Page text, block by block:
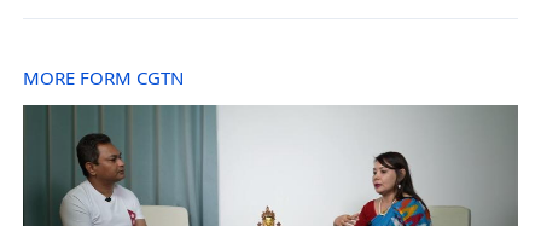
MORE FORM CGTN